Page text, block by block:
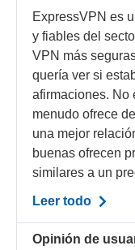
ExpressVPN es
y fiables del
VPN más
quería ver si
afirmaciones. No
menudo ofrece
una mejor
buenas ofrecen
similares a un
Leer todo
Opinión de